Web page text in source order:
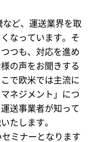
ど、運送業界を取
なっています。そ
つも、対応を進め
の声をお聞きする
で欧米では主流に
ネジメント」につ
送事業者が知って
たします。
ミナーとなります